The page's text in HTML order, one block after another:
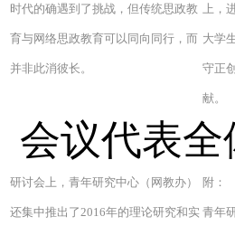
时代的确遇到了挑战，但传统思政教
育与网络思政教育可以同向同行，而
并非此消彼长。
上，
大学
守正
献。
会议代表全
研讨会上，青年研究中心（网教办）
还集中推出了2016年的理论研究和实
附：
青年